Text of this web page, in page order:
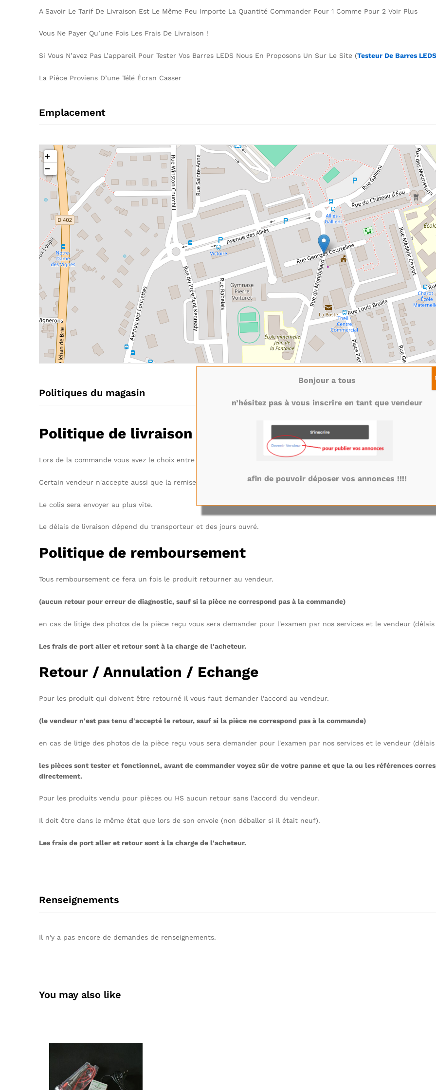
A Savoir Le Tarif De Livraison Est Le Même Peu Importe La Quantité Commander Pour 1 Comme Pour 2 Voir Plus
Vous Ne Payer Qu’une Fois Les Frais De Livraison !
Si Vous N’avez Pas L’appareil Pour Tester Vos Barres LEDS Nous En Proposons Un Sur Le Site (Testeur De Barres LEDS
La Pièce Proviens D’une Télé Écran Casser
Emplacement
+
−
Politiques du magasin
Politique de livraison
Lors de la commande vous avez le choix entre la poste ou Mondial Relay.
Certain vendeur n'accepte aussi que la remise en main propre (visible au moment du panier)
Le colis sera envoyer au plus vite.
Le délais de livraison dépend du transporteur et des jours ouvré.
Politique de remboursement
Tous remboursement ce fera un fois le produit retourner au vendeur.
(aucun retour pour erreur de diagnostic, sauf si la pièce ne correspond pas à la commande)
en cas de litige des photos de la pièce reçu vous sera demander pour l'examen par nos services et le vendeur
Les frais de port aller et retour sont à la charge de l'acheteur.
Retour / Annulation / Echange
Pour les produit qui doivent être retourné il vous faut demander l'accord au vendeur.
(le vendeur n'est pas tenu d'accepté le retour, sauf si la pièce ne correspond pas à la commande)
en cas de litige des photos de la pièce reçu vous sera demander pour l'examen par nos services et le vendeur
les pièces sont tester et fonctionnel, avant de commander voyez sûr de votre panne et que la ou les références
directement.
Pour les produits vendu pour pièces ou HS aucun retour sans l'accord du vendeur.
Il doit être dans le même état que lors de son envoie (non déballer si il était neuf).
Les frais de port aller et retour sont à la charge de l'acheteur.
Renseignements
Il n'y a pas encore de demandes de renseignements.
You may also like
Bonjour a tous
n’hésitez pas à vous inscrire en tant que vendeur
afin de pouvoir déposer vos annonces !!!!